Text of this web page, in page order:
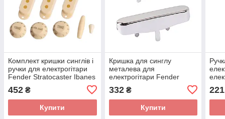
Комплект кришки синглів і
ручки для електрогітари
Fender Stratocaster Ibanes
452 ₴
Купити
Кришка для синглу
металева для
електрогітари Fender
332₴
Купити
221